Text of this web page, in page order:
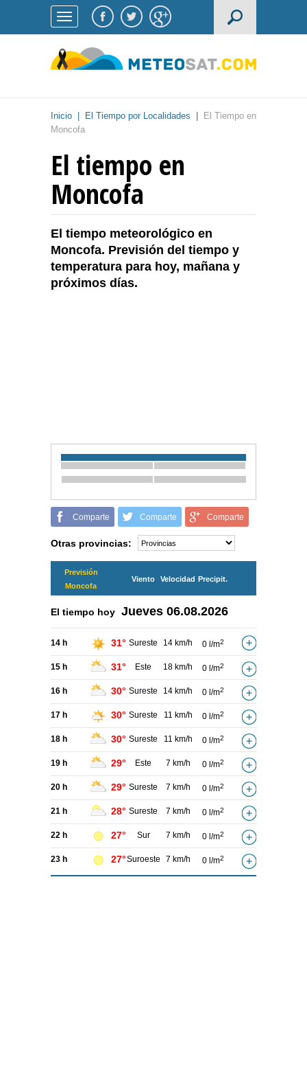
Inicio El Tiempo por Localidades
El Tiempo en
Moncofa
El tiempo en
Moncofa
El tiempo meteorológico en
Moncofa. Previsión del tiempo y
temperatura para hoy, mañana y
próximos días.
Comparte Comparte Comparte
Otras provincias:
Previsión
Moncofa
Viento Velocidad Precipit.
El tiempo hoy Jueves 06.08.2026
14 h 31° Sureste 14 km/h 0 l/m2
15 h 31° Este 18 km/h 0 l/m2
16 h 30° Sureste 14 km/h 0 l/m2
17 h 30° Sureste 11 km/h 0 l/m2
18 h 30° Sureste 11 km/h 0 l/m2
19 h 29° Este 7 km/h 0 l/m2
20 h 29° Sureste 7 km/h 0 l/m2
21 h 28° Sureste 7 km/h 0 l/m2
22 h 27° Sur 7 km/h 0 l/m2
23 h 27°Suroeste 7 km/h 0 l/m2